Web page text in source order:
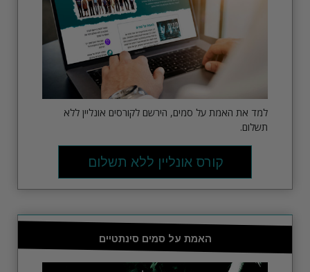
למד את האמת על סמים, הירשם לקורסים אונליין ללא
תשלום.
קורס אונליין ללא תשלום
האמת על סמים סינתטיים